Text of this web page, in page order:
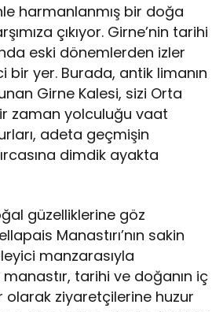
harmanlanmış bir doğa
çıkıyor. Girne’nin tarihi
eski dönemlerden izler
bir yer. Burada, antik limanın
Girne Kalesi, sizi Orta
zaman yolculuğu vaat
adeta geçmişin
dimdik ayakta
güzelliklerine göz
Manastırı’nın sakin
manzarasıyla
manastır, tarihi ve doğanın iç
ziyaretçilerine huzur